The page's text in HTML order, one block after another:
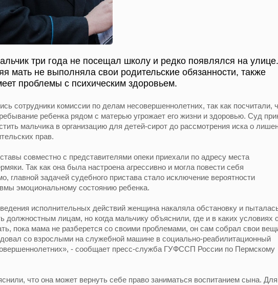
три года не посещал школу и редко появлялся на улице.
мать не выполняла свои родительские обязанности, также
проблемы с психическим здоровьем.
сотрудники комиссии по делам несовершеннолетних, так как посчитали,
ребенка рядом с матерью угрожает его жизни и здоровью. Суд
мальчика в организацию для детей-сирот до рассмотрения иска о
прав.
совместно с представителями опеки приехали по адресу места
Так как она была настроена агрессивно и могла повести себя
главной задачей судебного пристава стало исключение вероятности
эмоциональному состоянию ребенка.
исполнительных действий женщина накаляла обстановку и
должностным лицам, но когда мальчику объяснили, где и в каких условиях
пока мама не разберется со своими проблемами, он сам собрал свои
со взрослыми на служебной машине в социально-реабилитационный
- сообщает пресс-служба ГУФССП России по Пермскому
что она может вернуть себе право заниматься воспитанием сына. Для